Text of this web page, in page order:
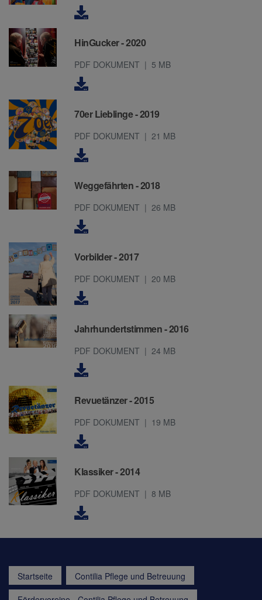
HinGucker - 2020
PDF DOKUMENT 5 MB
70er Lieblinge - 2019
PDF DOKUMENT 21 MB
Weggefährten - 2018
PDF DOKUMENT 26 MB
Vorbilder - 2017
PDF DOKUMENT 20 MB
Jahrhundertstimmen - 2016
PDF DOKUMENT 24 MB
Revuetänzer - 2015
PDF DOKUMENT 19 MB
Klassiker - 2014
PDF DOKUMENT 8 MB
Startseite
Contilia Pflege und Betreuung